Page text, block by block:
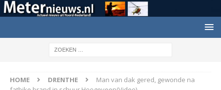
HOME DRENTHE
Man van dak gered, gewonde na